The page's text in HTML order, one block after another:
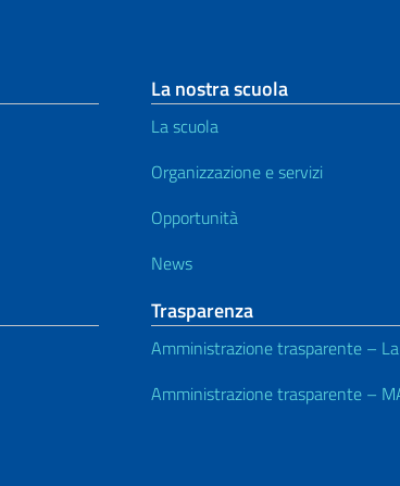
La nostra scuola
La scuola
Organizzazione e servizi
Opportunità
News
Trasparenza
Amministrazione trasparente –
Amministrazione trasparente –